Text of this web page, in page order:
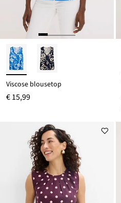
Viscose blousetop
€ 15,99